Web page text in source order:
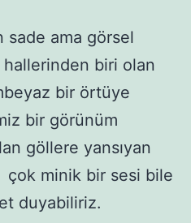
sade ama görsel
hallerinden biri olan
bir örtüye
bir görünüm
göllere yansıyan
çok minik bir sesi bile
duyabiliriz.